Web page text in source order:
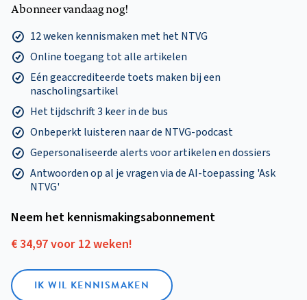
Abonneer vandaag nog!
12 weken kennismaken met het NTVG
Online toegang tot alle artikelen
Eén geaccrediteerde toets maken bij een
nascholingsartikel
Het tijdschrift 3 keer in de bus
Onbeperkt luisteren naar de NTVG-podcast
Gepersonaliseerde alerts voor artikelen en dossiers
Antwoorden op al je vragen via de AI-toepassing 'Ask
NTVG'
Neem het kennismakings­abonnement
€ 34,97 voor 12 weken!
IK WIL KENNISMAKEN